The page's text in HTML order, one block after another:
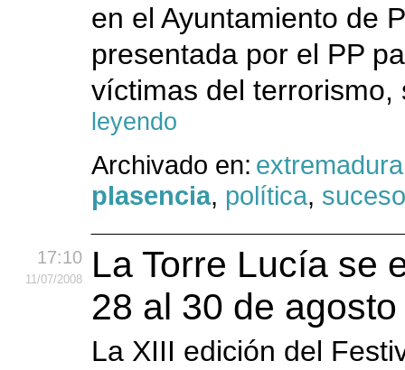
en el Ayuntamiento de
presentada por el PP
víctimas del
leyendo
Archivado en: extremadura
plasencia, política,
17:10
11/07/2008
La Torre Lucía se
28 al 30 de agosto
La XIII edición del